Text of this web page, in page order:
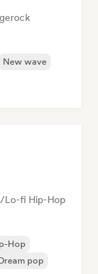
New wave
Lo-fi Hip-Hop
Hop
pop